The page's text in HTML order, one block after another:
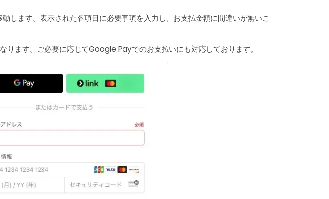
ます。表示された各項目に必要事項を入力し、お支払金額に間違いが無いこ
ます。ご必要に応じてGoogle Payでのお支払いにも対応しております。